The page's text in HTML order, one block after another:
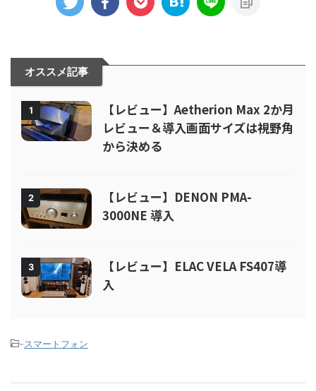
オススメ記事
1
【レビュー】Aetherion Max 2か月
レビュー＆導入画面サイズは視野角
から決める
2
【レビュー】DENON PMA-
3000NE 導入
3
【レビュー】ELAC VELA FS407導
入
-スマートフォン